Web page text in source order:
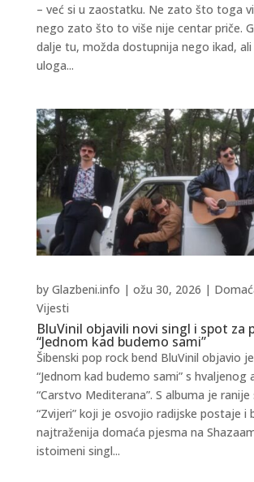
– već si u zaostatku. Ne zato što toga
nego zato što to više nije centar priče.
dalje tu, možda dostupnija nego ikad, ali
uloga...
BluVinil objavili novi singl i spot za
“Jednom kad budemo sami”
by Glazbeni.info | ožu 30, 2026 |
Vijesti
Šibenski pop rock bend BluVinil objavio
“Jednom kad budemo sami” s hvaljenog
“Carstvo Mediterana”. S albuma je
“Zvijeri” koji je osvojio radijske postaje i
najtraženija domaća pjesma na
istoimeni singl...